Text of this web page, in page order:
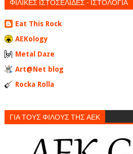
Eat This Rock
AEKology
Metal Daze
Art@Net blog
Rocka Rolla
ΓΙΑ ΤΟΥΣ ΦΙΛΟΥΣ ΤΗΣ ΑΕΚ